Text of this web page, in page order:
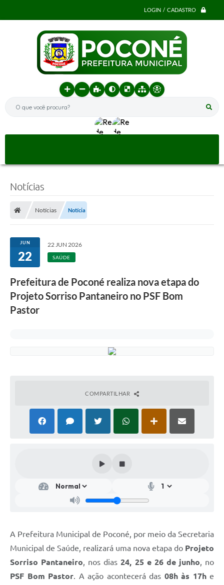
LOGIN / CADASTRO
O que você procura?
Notícias
Notícias Notícia
JUN
22
22 JUN 2026
SAÚDE
Prefeitura de Poconé realiza nova etapa do
Projeto Sorriso Pantaneiro no PSF Bom
Pastor
COMPARTILHAR
A Prefeitura Municipal de Poconé, por meio da Secretaria
Municipal de Saúde, realizará uma nova etapa do Projeto
Sorriso Pantaneiro, nos dias24, 25 e 26 de junho, no
PSF Bom Pastor. A ação acontecerá das 08h às 17he